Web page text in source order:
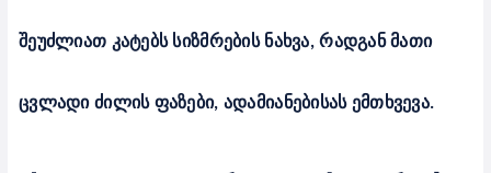
შეუძლიათ კატებს სიზმრების ნახვა, რადგან მათი
ცვლადი ძილის ფაზები, ადამიანებისას ემთხვევა.